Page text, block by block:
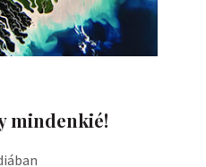
mindenkié!